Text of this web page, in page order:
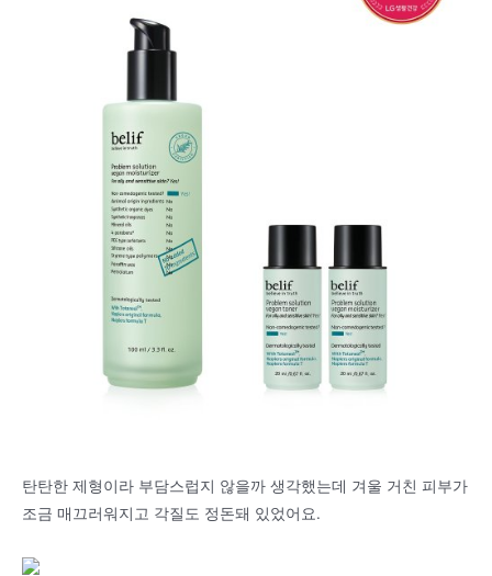
탄탄한 제형이라 부담스럽지 않을까 생각했는데 겨울 거친 피부가
조금 매끄러워지고 각질도 정돈돼 있었어요.